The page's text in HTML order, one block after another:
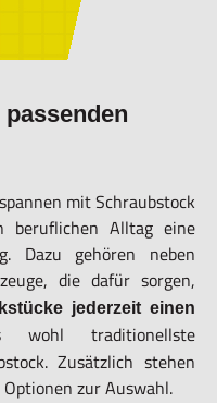
beruflichen Alltag eine
Dazu gehören neben
die dafür sorgen,
jederzeit einen
traditionellste
Zusätzlich stehen
zur Auswahl.